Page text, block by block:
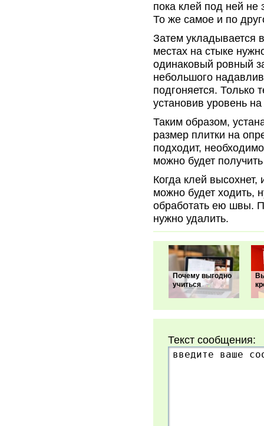
пока клей под ней не
То же самое и по
Затем укладывается
местах на стыке
одинаковый ровный
небольшого
подгоняется. Только
установив уровень
Таким образом,
размер плитки на
подходит,
можно будет
Когда клей высохнет,
можно будет ходить,
обработать ею швы.
нужно удалить.
Почему выгодно
учиться
Текст сообщения: